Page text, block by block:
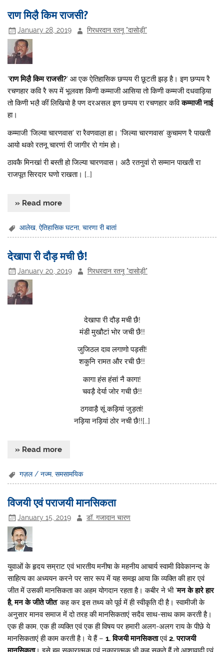
राण मिल़ै किम राजसी?
January 28, 2019 गिरधरदान रतनू "दासोड़ी"
‘राण मिल़ै किम राजसी?‘ आ एक ऐतिहासिक छप्पय री छूटती झड़ है। इण छप्पय रै
रचणहार कवि रै रूप में भूलवश किणी कम्माजी आसिया तो किणी कम्मजी दधवाड़िया
तो किणी भल़ै कीं लिखियो है पण दरअसल इण छप्पय रा रचणहार कविकम्माजी नाई
हा।
कम्माजी ‘जिल्या चारणवास’ रा रैवणवाल़ा हा। ‘जिल्या चारणवास’ कुचामण रै पाखती
आयो थको रतनू चारणां री जागीर रो गांम हो।
ठावकै मिनखां री बस्ती हो जिल्या चारणवास। अठै रतनुवां रो सम्मान पाखती रा
राजपूत सिरदार घणो राखता। […]
» Read more
आलेख ,ऐतिहासिक घटना,चारणा री बातां
देखापा री दौड़ मची छै!
January 20, 2019 गिरधरदान रतनू "दासोड़ी"
देखापा री दौड़ मची छै!
मंडी मुखौटां भोर जची छै!!
जुजिठल दाव लगाणो पड़सी!
शकुनि रामत और रची छै!!
कागा हंस हंसां नै कागा!
चवड़ै देर्या जोर गची छै!!
ठगवाड़ै सूं कड़ियां जुड़तां!
नड़िया नड़ियां ठोर नची छै!![…]
» Read more
गज़ल / नज्म,समसामयिक
विजयी एवं पराजयी मानसिकता
January 15, 2019 डॉ. गजादान चारण
युवाओं के हृदय सम्राट एवं भारतीय मनीषा के महनीय आचार्य स्वामी विवेकानन्द के
साहित्य का अध्ययन करने पर सार रूप में यह समझ आया कि व्यक्ति की हार एवं
जीत में उसकी मानसिकता का अहम योगदान रहता है। कबीर ने भी ‘मन के हारे हार
है, मन के जीते जीत‘ कह कर इस तथ्य को पूर्व में ही स्वीकृति दी है। स्वामीजी के
अनुसार मानव समाज में दो तरह की मानसिकताएं सदैव साथ-साथ काम करती है।
एक ही काम, एक ही व्यक्ति एवं एक ही विषय पर हमारी अलग-अलग राय के पीछे ये
मानसिकताएं ही काम करती है। ये हैं –1. विजयी मानसिकताएवं2. पराजयी